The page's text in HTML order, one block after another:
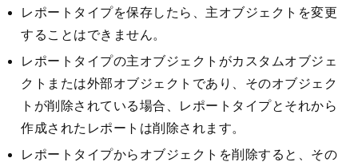
レポートタイプを保存したら、主オブジェクトを変更
することはできません。
レポートタイプの主オブジェクトがカスタムオブジェ
クトまたは外部オブジェクトであり、そのオブジェク
トが削除されている場合、レポートタイプとそれから
作成されたレポートは削除されます。
レポートタイプからオブジェクトを削除すると、その